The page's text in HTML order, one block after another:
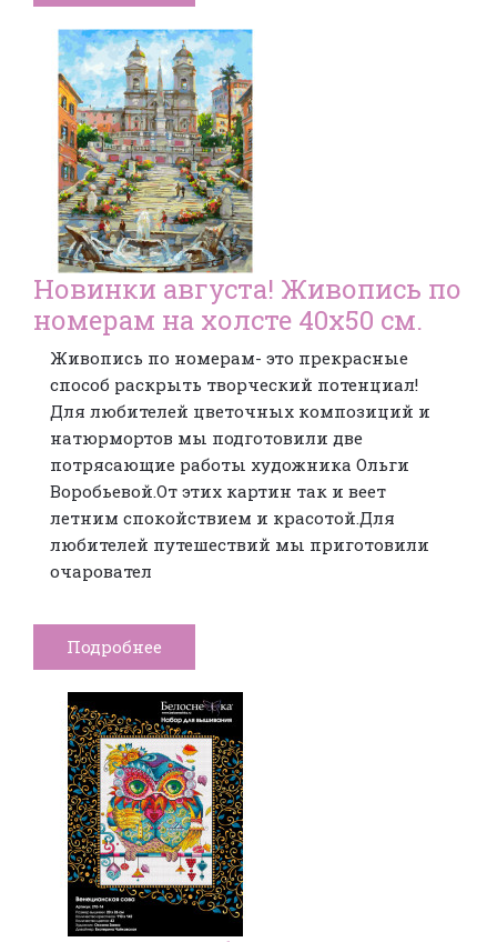
Новинки августа! Живопись по
номерам на холсте 40х50 см.
Живопись по номерам- это прекрасные
способ раскрыть творческий потенциал!
Для любителей цветочных композиций и
натюрмортов мы подготовили две
потрясающие работы художника Ольги
Воробьевой.От этих картин так и веет
летним спокойствием и красотой.Для
любителей путешествий мы приготовили
очаровател
Подробнее